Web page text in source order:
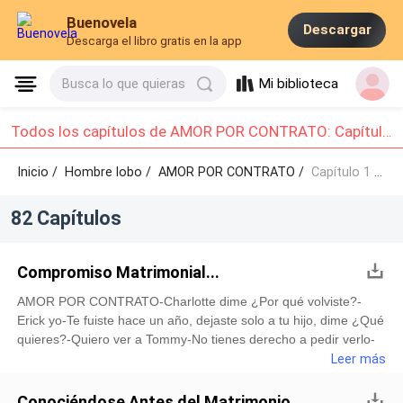
Buenovela
Descarga el libro gratis en la app
Descargar
Busca lo que quieras Mi biblioteca
Todos los capítulos de AMOR POR CONTRATO: Capítulo 1 - Capítulo 10
Inicio / Hombre lobo/AMOR POR CONTRATO / Capítulo 1 - Capítulo 10
82 Capítulos
Compromiso Matrimonial...
AMOR POR CONTRATO-Charlotte dime ¿Por qué volviste?-
Erick yo-Te fuiste hace un año, dejaste solo a tu hijo, dime ¿Qué
quieres?-Quiero ver a Tommy-No tienes derecho a pedir verlo-
¿Por qué no? Yo fui quien lo trajo al mundo-El que lo hayas
aunque por dentro muere por besar a su exesposa – lo
Leer más